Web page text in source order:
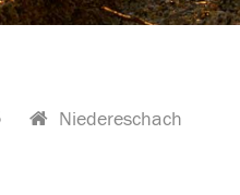
Niedereschach